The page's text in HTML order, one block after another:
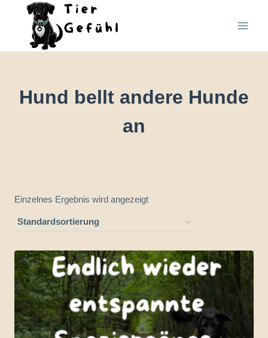
springen
Hund bellt andere Hunde
an
Einzelnes Ergebnis wird angezeigt